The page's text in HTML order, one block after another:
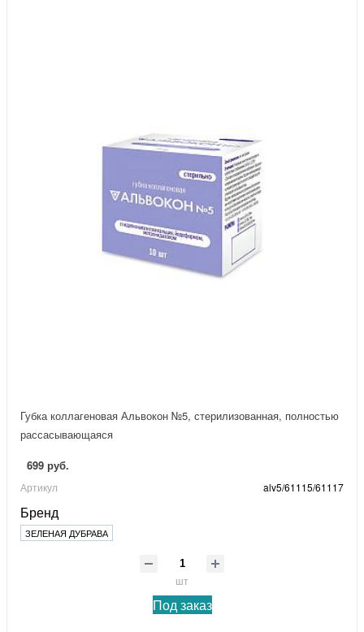
Губка коллагеновая Альвокон №5, стерилизованная, полностью
рассасывающаяся
699 руб.
Артикул alv5/61115/61117
Бренд
ЗЕЛЕНАЯ ДУБРАВА
шт
Под заказ